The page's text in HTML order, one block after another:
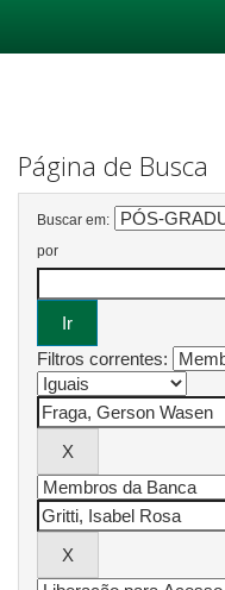
Página de Busca
Buscar em:
por
Filtros correntes: